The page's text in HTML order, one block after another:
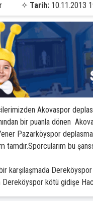
✧ Tarih: 10.11.2013
Akovaspor
bir puanla dönen
Pazarköyspor
tamdır.Sporcularım bu
karşılaşmada
kötü gidişe